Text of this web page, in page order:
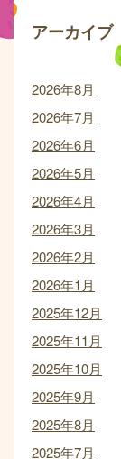
アーカイブ
2026年8月
2026年7月
2026年6月
2026年5月
2026年4月
2026年3月
2026年2月
2026年1月
2025年12月
2025年11月
2025年10月
2025年9月
2025年8月
2025年7月